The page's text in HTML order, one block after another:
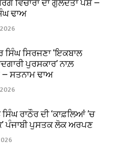
ਵਿਚਾਰਾਂ ਦਾ ਗੁਲਦਤਾ ਪੇਸ਼ —
ਢਾਅ
ਸਿੰਘ ਸਿਰਜਣਾ ‘ਇਕਬਾਲ
ਪੁਰਸਕਾਰ’ ਨਾਲ਼
— ਸਤਨਾਮ ਢਾਅ
ਸਿੰਘ ਰਾਠੌਰ ਦੀ ‘ਕਾਫ਼ਲਿਆਂ ’ਚ
ਪੰਜਾਬੀ ਪੁਸਤਕ ਲੋਕ ਅਰਪਣ